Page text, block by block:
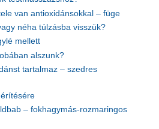
van antioxidánsokkal – füge
néha túlzásba visszük?
mellett
alszunk?
tartalmaz – szedres
– fokhagymás-rozmaringos